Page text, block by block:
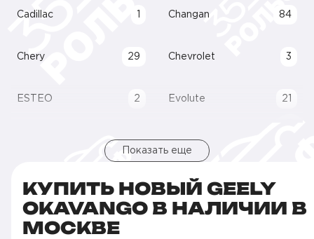
Cadillac Changan 84
Chery 29 Chevrolet 3
ESTEO 2 Evolute 21
Показать еще
КУПИТЬ НОВЫЙ GEELY
OKAVANGO В НАЛИЧИИ В
МОСКВЕ